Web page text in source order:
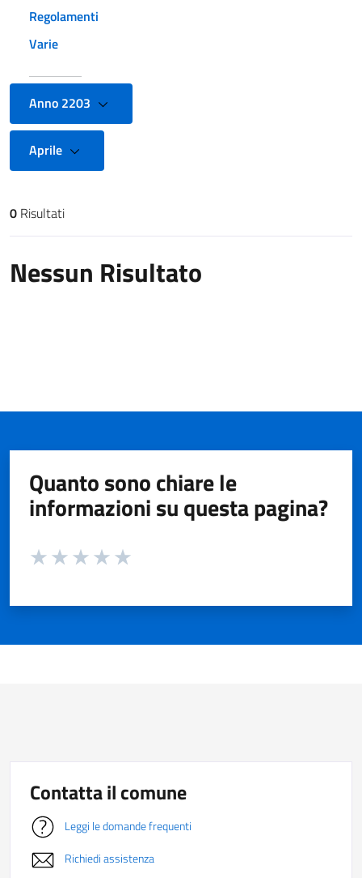
Regolamenti
Varie
Anno 2203
Aprile
Risultati di ricerca
0 Risultati
Nessun Risultato
Quanto sono chiare le
informazioni su questa pagina?
Valuta da 1 a 5 stelle la pagina
Contatta il comune
Leggi le domande frequenti
Richiedi assistenza